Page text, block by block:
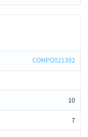
COMPO021392
10
7